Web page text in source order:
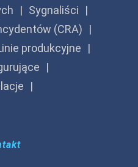
Sygnaliści
(CRA)
produkcyjne